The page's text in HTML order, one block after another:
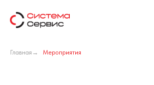
Главная → Мероприятия